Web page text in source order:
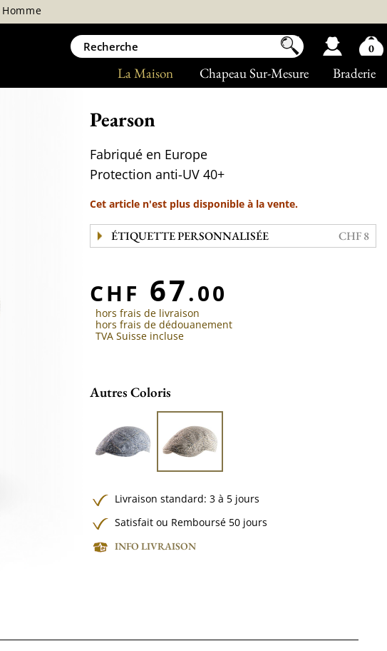
Braderie
Chapeau Sur-Mesure
La Maison
Homme
Pearson
Fabriqué en Europe
Protection anti-UV 40+
Cet article n'est plus disponible à la vente.
ÉTIQUETTE PERSONNALISÉE CHF 8
CHF 67.00
hors frais de livraison
hors frais de dédouanement
TVA Suisse incluse
Autres Coloris
Livraison standard: 3 à 5 jours
Satisfait ou Remboursé 50 jours
INFO LIVRAISON
0